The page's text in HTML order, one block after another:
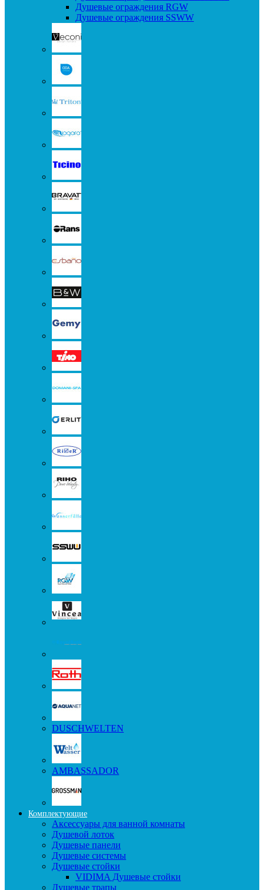
Душевые ограждения RGW
Душевые ограждения SSWW
DUSCHWELTEN
AMBASSADOR
Комплектующие
Аксессуары для ванной комнаты
Душевой лоток
Душевые панели
Душевые системы
Душевые стойки
VIDIMA Душевые стойки
Душевые трапы